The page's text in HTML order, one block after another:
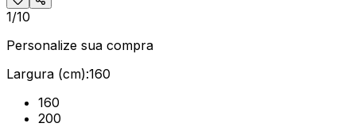
1/10
Personalize sua compra
Largura (cm):160
160
200